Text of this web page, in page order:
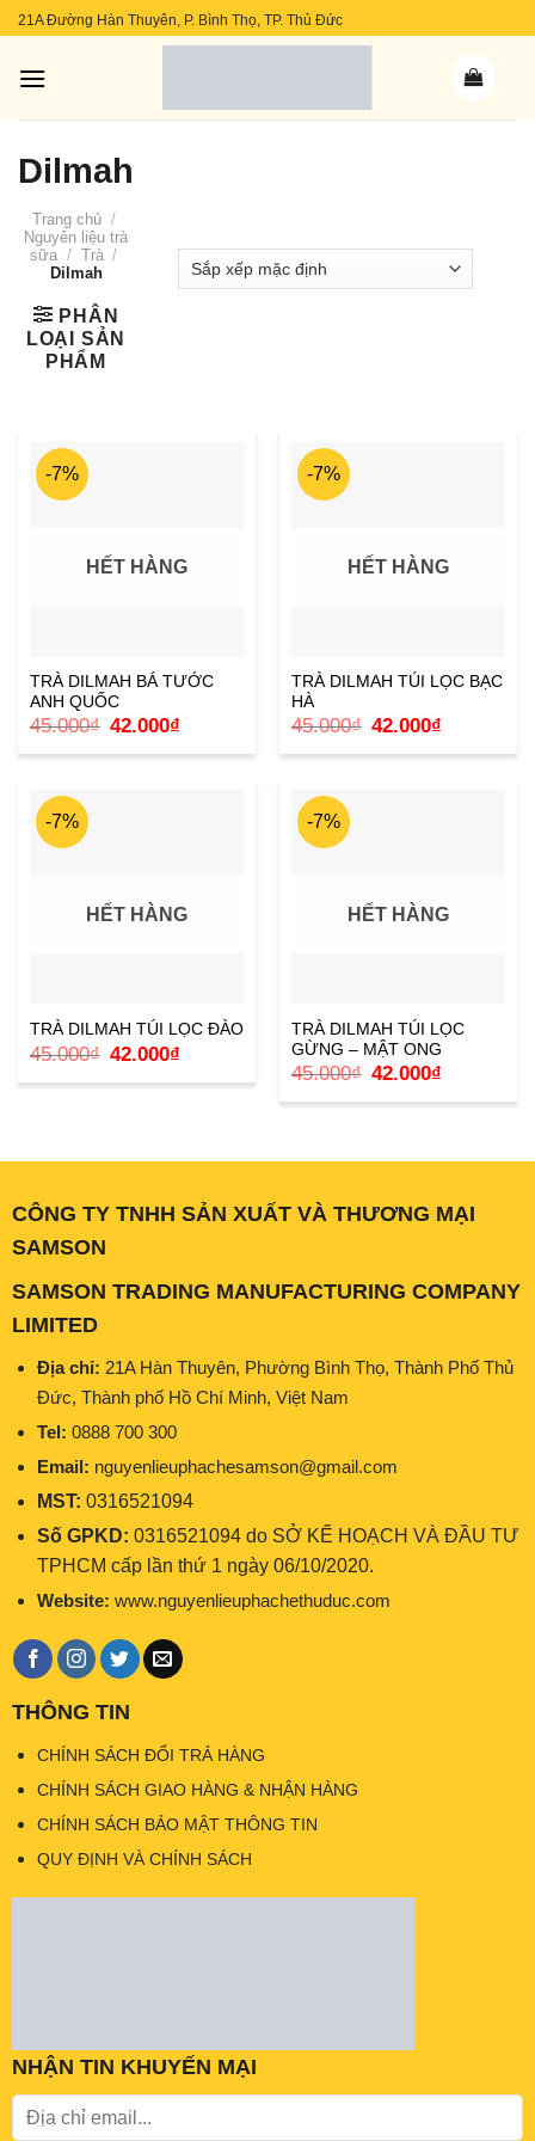
Skip
content
21A Đường Hàn Thuyên, P. Bình Thọ, TP. Thủ Đức
Dilmah
Trang chủ /
Nguyên liệu trà
sữa / Trà /
Dilmah
PHÂN
LOẠI SẢN
PHẨM
-7%
HẾT HÀNG
TRÀ DILMAH BÁ TƯỚC
ANH QUỐC
45.000₫ Giá
gốc
là:
42.000₫Giá
tại
-7%
HẾT HÀNG
TRÀ DILMAH TÚI LỌC BẠC
HÀ
45.000₫ Giá
gốc
là:
42.000₫Giá
tại
-7%
HẾT HÀNG
TRÀ DILMAH TÚI LỌC ĐÀO
45.000₫
Giá
gốc
là:
42.000₫Giá
hiện
tại
-7%
HẾT HÀNG
TRÀ DILMAH TÚI LỌC
GỪNG – MẬT ONG
45.000₫
Giá
gốc
là:
42.000₫Giá
tại
CÔNG TY TNHH SẢN XUẤT VÀ THƯƠNG MẠI
SAMSON
SAMSON TRADING MANUFACTURING COMPANY
LIMITED
Địa chỉ: 21A Hàn Thuyên, Phường Bình Thọ, Thành Phố Thủ
Đức, Thành phố Hồ Chí Minh, Việt Nam
Tel: 0888 700 300
Email: nguyenlieuphachesamson@gmail.com
MST: 0316521094
Số GPKD: 0316521094 do SỞ KẾ HOẠCH VÀ ĐẦU TƯ
TPHCM cấp lần thứ 1 ngày 06/10/2020.
Website: www.nguyenlieuphachethuduc.com
THÔNG TIN
CHÍNH SÁCH ĐỔI TRẢ HÀNG
CHÍNH SÁCH GIAO HÀNG & NHẬN HÀNG
CHÍNH SÁCH BẢO MẬT THÔNG TIN
QUY ĐỊNH VÀ CHÍNH SÁCH
NHẬN TIN KHUYẾN MẠI